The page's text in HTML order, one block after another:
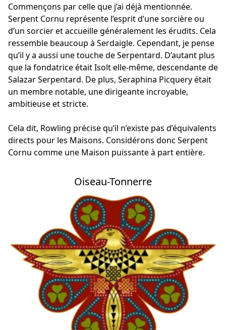
Commençons par celle que j’ai déjà mentionnée.
Serpent Cornu représente l’esprit d’une sorcière ou
d’un sorcier et accueille généralement les érudits. Cela
ressemble beaucoup à Serdaigle. Cependant, je pense
qu’il y a aussi une touche de Serpentard. D’autant plus
que la fondatrice était Isolt elle-même, descendante de
Salazar Serpentard. De plus, Seraphina Picquery était
un membre notable, une dirigeante incroyable,
ambitieuse et stricte.
Cela dit, Rowling précise qu’il n’existe pas d’équivalents
directs pour les Maisons. Considérons donc Serpent
Cornu comme une Maison puissante à part entière.
Oiseau-Tonnerre